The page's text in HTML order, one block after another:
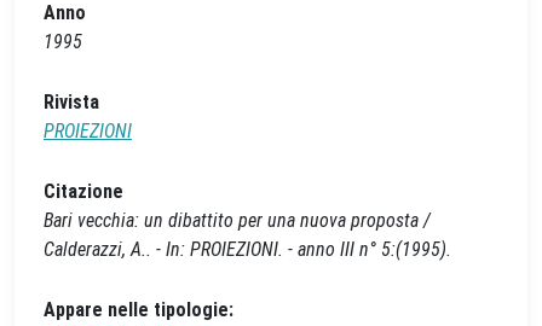
Anno
1995
Rivista
PROIEZIONI
Citazione
Bari vecchia: un dibattito per una nuova proposta /
Calderazzi, A.. - In: PROIEZIONI. - anno III n° 5:(1995).
Appare nelle tipologie: